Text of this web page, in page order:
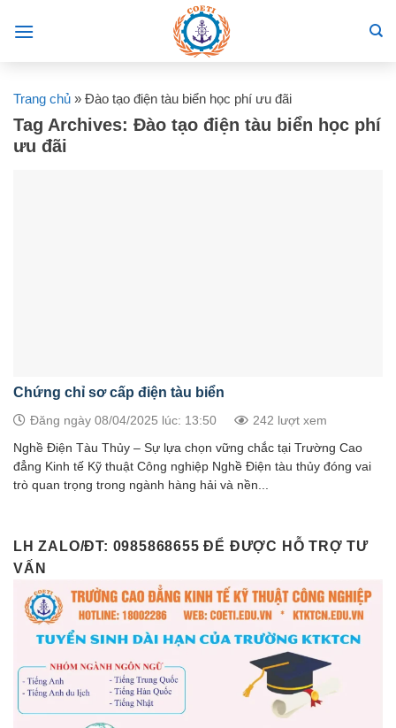
Trang chủ » Đào tạo điện tàu biển học phí ưu đãi
Tag Archives: Đào tạo điện tàu biển học phí
ưu đãi
Chứng chỉ sơ cấp điện tàu biển
Đăng ngày 08/04/2025 lúc: 13:50 242 lượt xem
Nghề Điện Tàu Thủy – Sự lựa chọn vững chắc tại Trường Cao
đẳng Kinh tế Kỹ thuật Công nghiệp Nghề Điện tàu thủy đóng vai
trò quan trọng trong ngành hàng hải và nền...
LH ZALO/ĐT: 0985868655 ĐỂ ĐƯỢC HỖ TRỢ TƯ
VẤN